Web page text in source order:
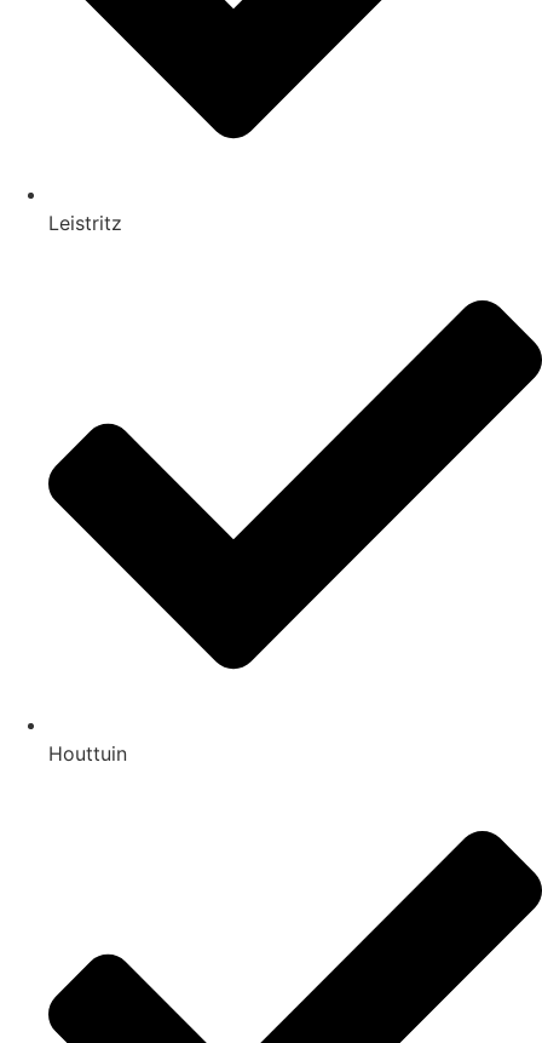
Leistritz
Houttuin